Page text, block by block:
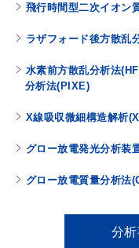
飛行時間型二次イオン
ラザフォード後方散乱
水素前方散乱分析法
分析法(PIXE)
X線吸収微細構造解析
グロー放電発光分析装
グロー放電質量分析法
分